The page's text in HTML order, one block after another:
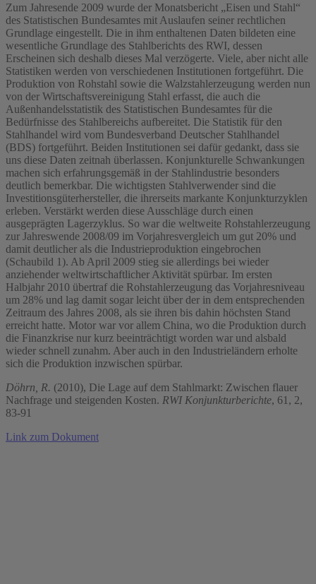
Zum Jahresende 2009 wurde der Monatsbericht „Eisen und Stahl“
des Statistischen Bundesamtes mit Auslaufen seiner rechtlichen
Grundlage eingestellt. Die in ihm enthaltenen Daten bildeten eine
wesentliche Grundlage des Stahlberichts des RWI, dessen
Erscheinen sich deshalb dieses Mal verzögerte. Viele, aber nicht alle
Statistiken werden von verschiedenen Institutionen fortgeführt. Die
Produktion von Rohstahl sowie die Walzstahlerzeugung werden nun
von der Wirtschaftsvereinigung Stahl erfasst, die auch die
Außenhandelsstatistik des Statistischen Bundesamtes für die
Bedürfnisse des Stahlbereichs aufbereitet. Die Statistik für den
Stahlhandel wird vom Bundesverband Deutscher Stahlhandel
(BDS) fortgeführt. Beiden Institutionen sei dafür gedankt, dass sie
uns diese Daten zeitnah überlassen. Konjunkturelle Schwankungen
machen sich erfahrungsgemäß in der Stahlindustrie besonders
deutlich bemerkbar. Die wichtigsten Stahlverwender sind die
Investitionsgüterhersteller, die ihrerseits markante Konjunkturzyklen
erleben. Verstärkt werden diese Ausschläge durch einen
ausgeprägten Lagerzyklus. So war die weltweite Rohstahlerzeugung
zur Jahreswende 2008/09 im Vorjahresvergleich um gut 20% und
damit deutlicher als die Industrieproduktion eingebrochen
(Schaubild 1). Ab April 2009 stieg sie allerdings bei wieder
anziehender weltwirtschaftlicher Aktivität spürbar. Im ersten
Halbjahr 2010 übertraf die Rohstahlerzeugung das Vorjahresniveau
um 28% und lag damit sogar leicht über der in dem entsprechenden
Zeitraum des Jahres 2008, als sie ihren bis dahin höchsten Stand
erreicht hatte. Motor war vor allem China, wo die Produktion durch
die Finanzkrise nur kurz beeinträchtigt worden war und alsbald
wieder schnell zunahm. Aber auch in den Industrieländern erholte
sich die Produktion inzwischen spürbar.
Döhrn, R. (2010), Die Lage auf dem Stahlmarkt: Zwischen flauer
Nachfrage und steigenden Kosten. RWI Konjunkturberichte, 61, 2,
83-91
Link zum Dokument